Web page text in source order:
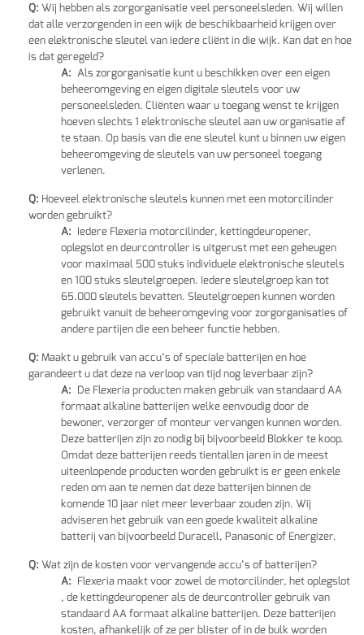
Q: Wij hebben als zorgorganisatie veel personeelsleden. Wij willen
dat alle verzorgenden in een wijk de beschikbaarheid krijgen over
een elektronische sleutel van iedere cliënt in die wijk. Kan dat en hoe
is dat geregeld?
A: Als zorgorganisatie kunt u beschikken over een eigen
beheeromgeving en eigen digitale sleutels voor uw
personeelsleden. Cliënten waar u toegang wenst te krijgen
hoeven slechts 1 elektronische sleutel aan uw organisatie af
te staan. Op basis van die ene sleutel kunt u binnen uw eigen
beheeromgeving de sleutels van uw personeel toegang
verlenen.
Q: Hoeveel elektronische sleutels kunnen met een motorcilinder
worden gebruikt?
A: Iedere Flexeria motorcilinder, kettingdeuropener,
oplegslot en deurcontroller is uitgerust met een geheugen
voor maximaal 500 stuks individuele elektronische sleutels
en 100 stuks sleutelgroepen. Iedere sleutelgroep kan tot
65.000 sleutels bevatten. Sleutelgroepen kunnen worden
gebruikt vanuit de beheeromgeving voor zorgorganisaties of
andere partijen die een beheer functie hebben.
Q: Maakt u gebruik van accu’s of speciale batterijen en hoe
garandeert u dat deze na verloop van tijd nog leverbaar zijn?
A: De Flexeria producten maken gebruik van standaard AA
formaat alkaline batterijen welke eenvoudig door de
bewoner, verzorger of monteur vervangen kunnen worden.
Deze batterijen zijn zo nodig bij bijvoorbeeld Blokker te koop.
Omdat deze batterijen reeds tientallen jaren in de meest
uiteenlopende producten worden gebruikt is er geen enkele
reden om aan te nemen dat deze batterijen binnen de
komende 10 jaar niet meer leverbaar zouden zijn. Wij
adviseren het gebruik van een goede kwaliteit alkaline
batterij van bijvoorbeeld Duracell, Panasonic of Energizer.
Q: Wat zijn de kosten voor vervangende accu’s of batterijen?
A: Flexeria maakt voor zowel de motorcilinder, het oplegslot
, de kettingdeuropener als de deurcontroller gebruik van
standaard AA formaat alkaline batterijen. Deze batterijen
kosten, afhankelijk of ze per blister of in de bulk worden